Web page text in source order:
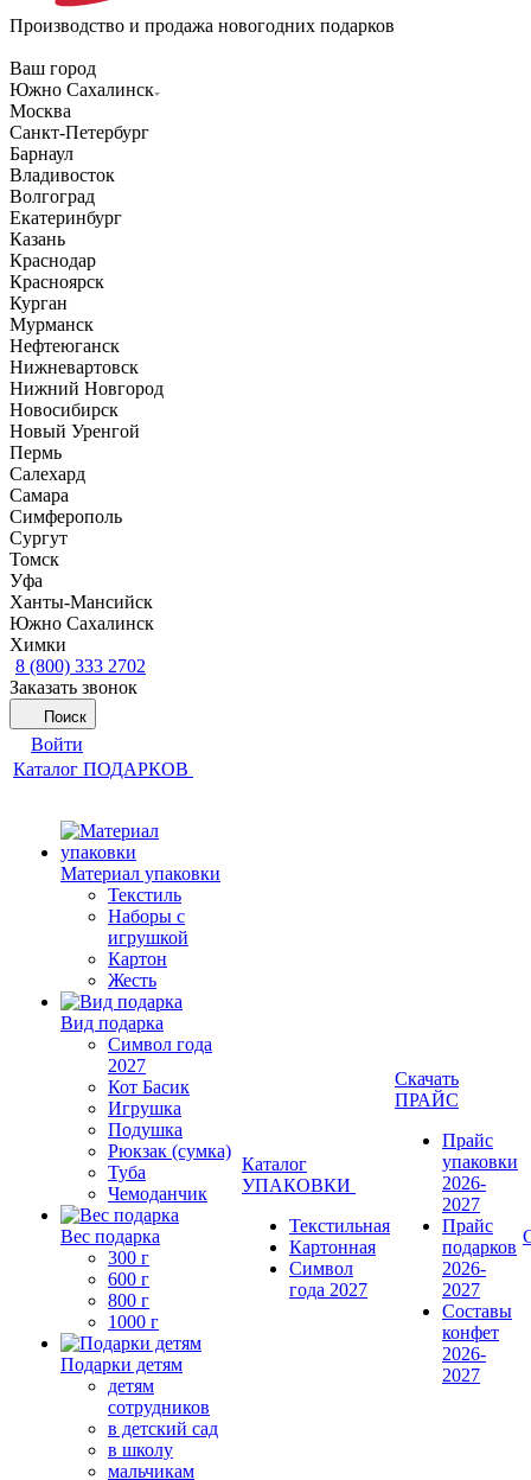
Производство и продажа новогодних подарков
Ваш город
Южно Сахалинск
Москва
Санкт-Петербург
Барнаул
Владивосток
Волгоград
Екатеринбург
Казань
Краснодар
Красноярск
Курган
Мурманск
Нефтеюганск
Нижневартовск
Нижний Новгород
Новосибирск
Новый Уренгой
Пермь
Салехард
Самара
Симферополь
Сургут
Томск
Уфа
Ханты-Мансийск
Южно Сахалинск
Химки
8 (800) 333 2702
Заказать звонок
Поиск
Войти
Каталог ПОДАРКОВ
Материал упаковки
Текстиль
Наборы с
игрушкой
Картон
Жесть
Вид подарка
Символ года
2027
Кот Басик
Игрушка
Подушка
Рюкзак (сумка)
Туба
Чемоданчик
Вес подарка
300 г
600 г
800 г
1000 г
Подарки детям
детям
сотрудников
в детский сад
в школу
мальчикам
Каталог
УПАКОВКИ
Текстильная
Картонная
Символ
года 2027
Скачать
ПРАЙС
Прайс
упаковки
2026-
2027
Прайс
подарков
2026-
2027
Составы
конфет
2026-
2027